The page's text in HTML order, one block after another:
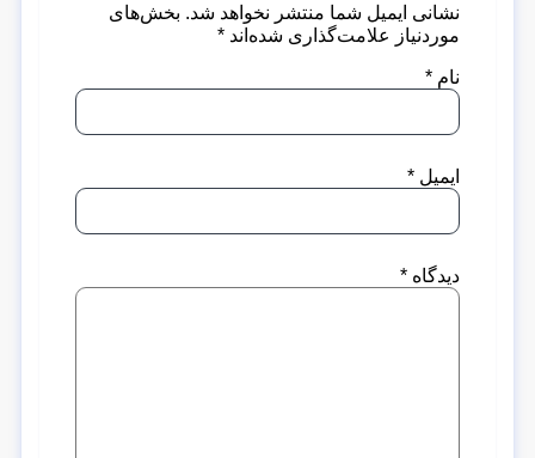
نشانی ایمیل شما منتشر نخواهد شد. بخش‌های
موردنیاز علامت‌گذاری شده‌اند *
نام *
ایمیل *
دیدگاه *